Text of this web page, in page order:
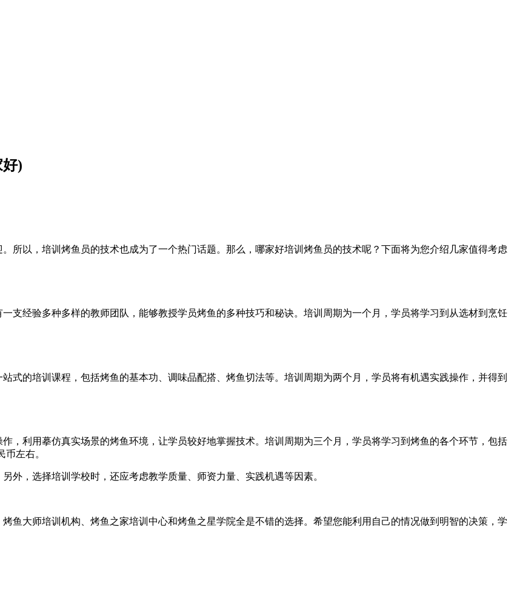
)
所以，培训烤鱼员的技术也成为了一个热门话题。那么，哪家好培训烤鱼员的技术呢？下面将为您介绍几家值得考虑
支经验多种多样的教师团队，能够教授学员烤鱼的多种技巧和秘诀。培训周期为一个月，学员将学习到从选材到烹饪
式的培训课程，包括烤鱼的基本功、调味品配搭、烤鱼切法等。培训周期为两个月，学员将有机遇实践操作，并得到
，利用摹仿真实场景的烤鱼环境，让学员较好地掌握技术。培训周期为三个月，学员将学习到烤鱼的各个环节，包括
左右。
外，选择培训学校时，还应考虑教学质量、师资力量、实践机遇等因素。
鱼大师培训机构、烤鱼之家培训中心和烤鱼之星学院全是不错的选择。希望您能利用自己的情况做到明智的决策，学